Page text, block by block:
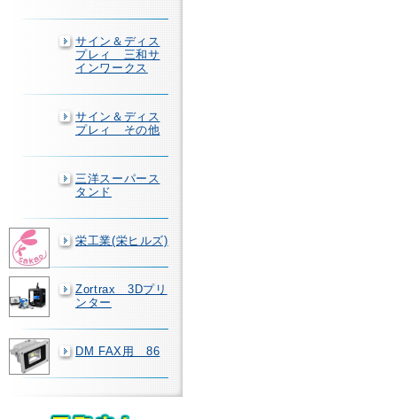
サイン＆ディス
プレィ 三和サ
インワークス
サイン＆ディス
プレィ その他
三洋スーパース
タンド
栄工業(栄ヒルズ)
Zortrax 3Dプリ
ンター
DM FAX用 86